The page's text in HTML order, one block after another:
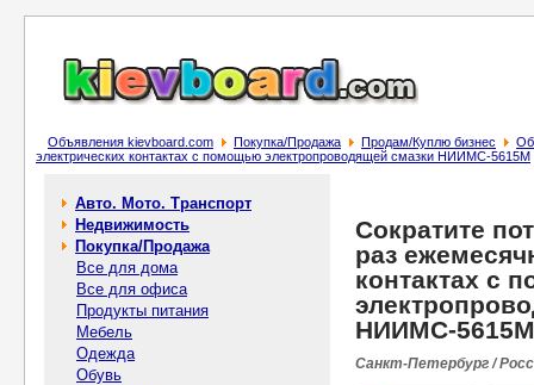
Объявления kievboard.com Покупка/Продажа Продам/Куплю бизнес
электрических контактах с помощью электропроводящей смазки НИИМС-5615М
Авто. Мото. Транспорт
Недвижимость
Покупка/Продажа
Все для дома
Все для офиса
Продукты питания
Мебель
Одежда
Обувь
Сократите
раз
контактах с
НИИМС-5615М
Санкт-Петербург /